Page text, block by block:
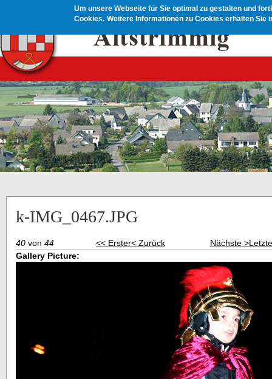
Um unsere Webseite für Sie optimal zu gestalten und
Cookies. Weitere Informationen zu Cookies erhalten Sie
k-IMG_0467.JPG
40 von 44 << Erster< Zurück Nächste >
Gallery Picture: